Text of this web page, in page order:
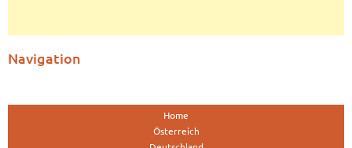
Navigation
Home
Österreich